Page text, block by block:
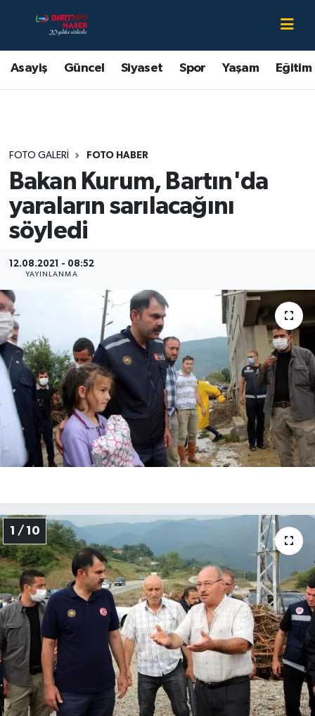
Asayiş Güncel Siyaset Spor Yaşam Eğitim
FOTO GALERI FOTO HABER
Bakan Kurum, Bartın'da
yaraların sarılacağını
söyledi
12.08.2021 - 08:52
YAYINLANMA
1 / 10
Asayiş
Bartın Hakkında
Eğitim
Ekonomi
Güncel
Kültür-Sanat
Medya
Sağlık
Sinema
Sivil Toplum
Spor
Tarım
Turizm
Yaşam
Yerel Yönetimler
DÜNYA
Bartın Nöbetçi Eczaneler
Bartın Hava Durumu
Bartın Trafik Yoğunluk Haritası
Süper Lig Puan Durumu ve Fikstür
Tüm Manşetler
Son Dakika Haberleri
Haber Arşivi